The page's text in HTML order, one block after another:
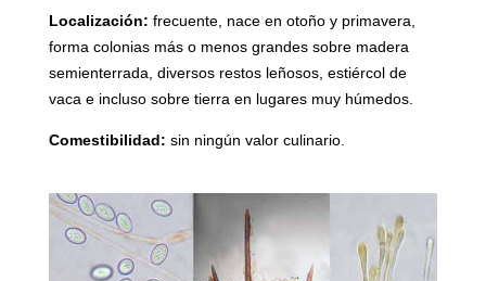
Localización: frecuente, nace en otoño y primavera,
forma colonias más o menos grandes sobre madera
semienterrada, diversos restos leñosos, estiércol de
vaca e incluso sobre tierra en lugares muy húmedos.
Comestibilidad: sin ningún valor culinario.